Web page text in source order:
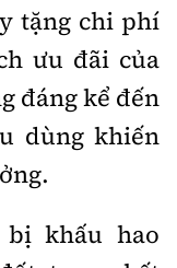
tặng chi phí
ưu đãi của
đáng kể đến
dùng khiến
khấu hao